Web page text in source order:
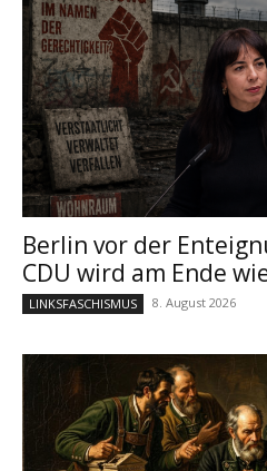
Berlin vor der
CDU wird am Ende
LINKSFASCHISMUS 8. August 2026